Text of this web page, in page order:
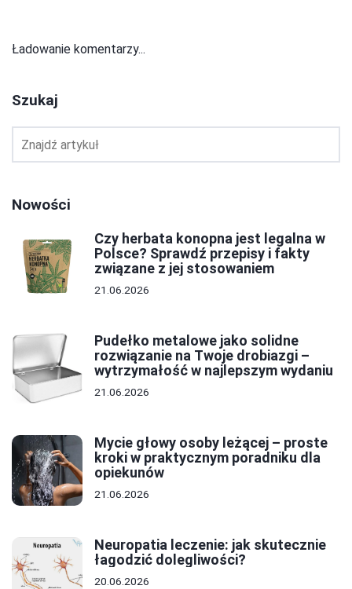
Ładowanie komentarzy...
Szukaj
Nowości
Czy herbata konopna jest legalna w
Polsce? Sprawdź przepisy i fakty
związane z jej stosowaniem
21.06.2026
Pudełko metalowe jako solidne
rozwiązanie na Twoje drobiazgi –
wytrzymałość w najlepszym wydaniu
21.06.2026
Mycie głowy osoby leżącej – proste
kroki w praktycznym poradniku dla
opiekunów
21.06.2026
Neuropatia leczenie: jak skutecznie
łagodzić dolegliwości?
20.06.2026